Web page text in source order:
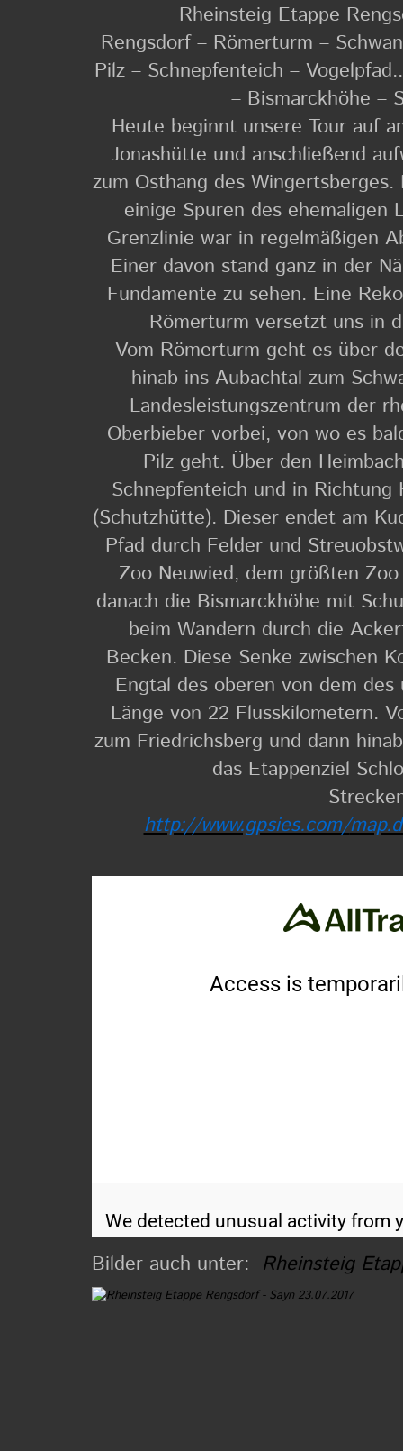
Rheinsteig Etappe
Rengsdorf – Römerturm –
Pilz – Schnepfenteich –
– Bismarckhöhe –
Heute beginnt unsere Tour auf
Jonashütte und anschließend
zum Osthang des
einige Spuren des ehemaligen
Grenzlinie war in regelmäßigen
Einer davon stand ganz in der
Fundamente zu sehen. Eine
Römerturm versetzt uns in
Vom Römerturm geht es über
hinab ins Aubachtal zum
Landesleistungszentrum der
Oberbieber vorbei, von wo es
Pilz geht. Über den
Schnepfenteich und in Richtung
(Schutzhütte). Dieser endet am
Pfad durch Felder und
Zoo Neuwied, dem größten
danach die Bismarckhöhe mit
beim Wandern durch die
Becken. Diese Senke zwischen
Engtal des oberen von dem
Länge von 22 Flusskilometern.
zum Friedrichsberg und dann
das Etappenziel
http://www.gpsies.com/
Bilder auch unter: Rheinsteig